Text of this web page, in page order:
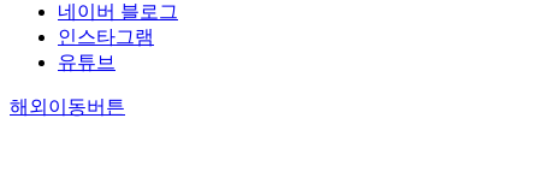
네이버 블로그
인스타그램
유튜브
해외이동버튼